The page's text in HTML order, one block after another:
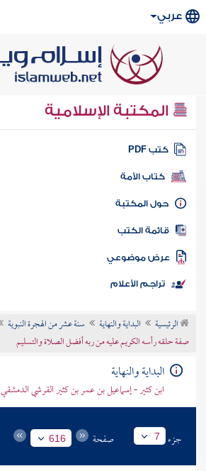
عربي
المكتبة الإسلامية
كتب PDF
كتاب الأمة
المكتبة
الكتب
موضوعي
تراجم الأعلام
الرئيسية البداية والنهاية سنة عشر من الهجرة النبوية
صفة حلقه رأسه الكريم عليه من ربه أفضل الصلاة والتسليم
البداية والنهاية
ابن كثير - إسماعيل بن عمر بن كثير القرشي الدمشقي
جزء 7 صفحة 616